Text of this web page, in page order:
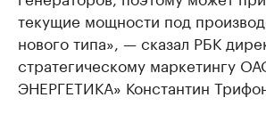
текущие мощности под
нового типа», — сказал РБК
стратегическому маркетингу
ЭНЕРГЕТИКА» Константин